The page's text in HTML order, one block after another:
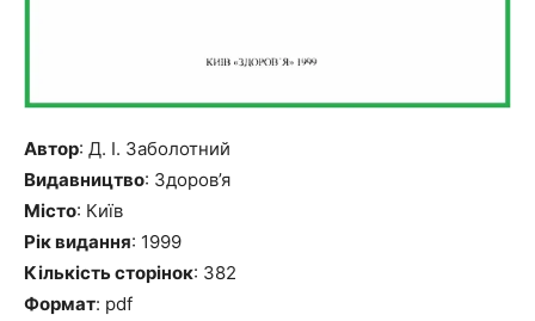
Автор: Д. І. Заболотний
Видавництво: Здоров’я
Місто: Київ
Рік видання: 1999
Кількість сторінок: 382
Формат: pdf